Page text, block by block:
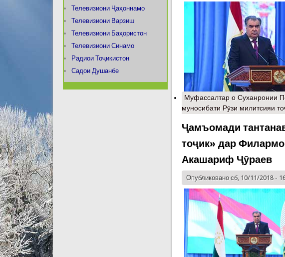
Муфассалтар о Суханронии
муносибати Рӯзи милитсияи
Ҷамъомади
тоҷик» дар
Акашариф Ҷӯраев
Опубликовано сб, 10/11/2018 -
Телевизиони Ҷаҳоннамо
Телевизиони Варзиш
Телевизиони Баҳористон
Телевизиони Синамо
Радиои Тоҷикистон
Садои Душанбе